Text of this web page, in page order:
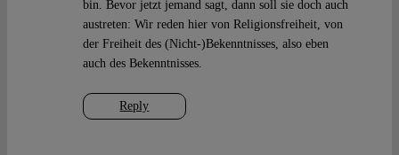
Reply
bin. Bevor jetzt jemand sagt, dann soll sie doch auch
austreten: Wir reden hier von Religionsfreiheit, von
der Freiheit des (Nicht-)Bekenntnisses, also eben
auch des Bekenntnisses.